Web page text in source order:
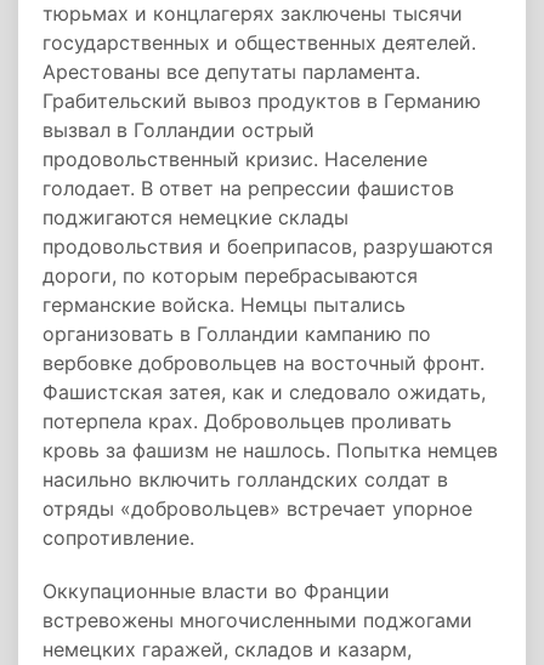
тюрьмах и концлагерях заключены тысячи
государственных и общественных деятелей.
Арестованы все депутаты парламента.
Грабительский вывоз продуктов в Германию
вызвал в Голландии острый
продовольственный кризис. Население
голодает. В ответ на репрессии фашистов
поджигаются немецкие склады
продовольствия и боеприпасов, разрушаются
дороги, по которым перебрасываются
германские войска. Немцы пытались
организовать в Голландии кампанию по
вербовке добровольцев на восточный фронт.
Фашистская затея, как и следовало ожидать,
потерпела крах. Добровольцев проливать
кровь за фашизм не нашлось. Попытка немцев
насильно включить голландских солдат в
отряды «добровольцев» встречает упорное
сопротивление.
Оккупационные власти во Франции
встревожены многочисленными поджогами
немецких гаражей, складов и казарм,